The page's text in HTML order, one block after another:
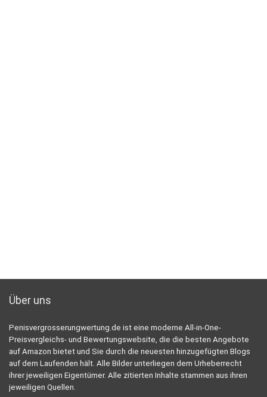
Über uns
Penisvergrosserungwertung.de ist eine moderne All-in-One-
Preisvergleichs- und Bewertungswebsite, die die besten Angebote
auf Amazon bietet und Sie durch die neuesten hinzugefügten Blogs
auf dem Laufenden hält. Alle Bilder unterliegen dem Urheberrecht
ihrer jeweiligen Eigentümer. Alle zitierten Inhalte stammen aus ihren
jeweiligen Quellen.